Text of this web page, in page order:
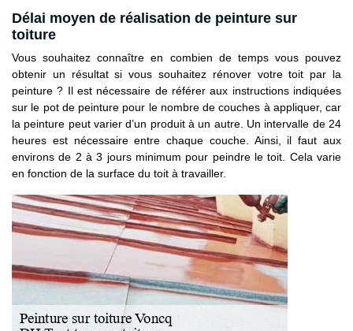
Délai moyen de réalisation de peinture sur
toiture
Vous souhaitez connaître en combien de temps vous pouvez
obtenir un résultat si vous souhaitez rénover votre toit par la
peinture ? Il est nécessaire de référer aux instructions indiquées
sur le pot de peinture pour le nombre de couches à appliquer, car
la peinture peut varier d’un produit à un autre. Un intervalle de 24
heures est nécessaire entre chaque couche. Ainsi, il faut aux
environs de 2 à 3 jours minimum pour peindre le toit. Cela varie
en fonction de la surface du toit à travailler.